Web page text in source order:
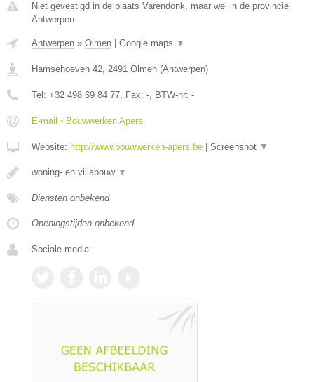
Niet gevestigd in de plaats Varendonk, maar wel in de provincie
Antwerpen.
Antwerpen » Olmen Google maps ▼
Hamsehoeven 42, 2491 Olmen (Antwerpen)
Tel: +32 498 69 84 77, Fax: -, BTW-nr: -
E-mail › Bouwwerken Apers
Website: http://www.bouwwerken-apers.be Screenshot ▼
woning- en villabouw ▼
Diensten onbekend
Openingstijden onbekend
Sociale media: